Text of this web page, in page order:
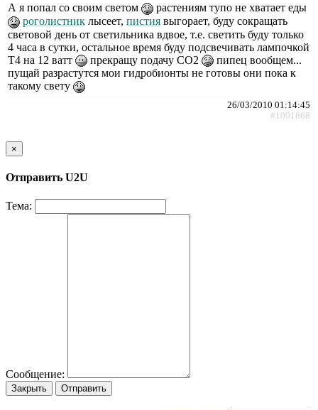
А я попал со своим светом
растениям тупо не хватает еды
роголистник лысеет, пистия выгорает, буду сокращать
световой день от светильника вдвое, т.е. светить буду только
4 часа в сутки, остальное время буду подсвечивать лампочкой
Т4 на 12 ватт
прекращу подачу СО2
пипец вообщем...
пущай разрастутся мои гидробионты не готовы они пока к
такому свету
26/03/2010 01:14:45
#1091868
×
Отправить U2U
Тема:
Сообщение:
Закрыть Отправить